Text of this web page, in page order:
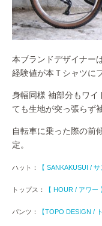
本ブランドデザイナー
経験値が本Ｔシャツに
身幅同様 袖部分もワイ
ても生地が突っ張らず
自転車に乗った際の前
定。
ハット： 【 SANKAKUSUI /
トップス： 【 HOUR / アワ
パンツ： 【TOPO DESIGN /